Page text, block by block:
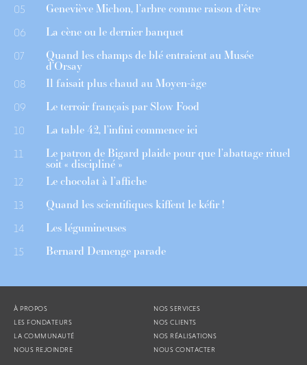
05 Geneviève Michon, l’arbre comme raison d’être
06 La cène ou le dernier banquet
07 Quand les champs de blé entraient au Musée
d’Orsay
08 Il faisait plus chaud au Moyen-âge
09 Le terroir français par Slow Food
10 La table 42, l’infini commence ici
11 Le patron de Bigard plaide pour que l’abattage rituel
soit « discipliné »
12 Le chocolat à l’affiche
13 Quand les scientifiques kiffent le kéfir !
14 Les légumineuses
15 Bernard Demenge parade
À PROPOS
LES FONDATEURS
LA COMMUNAUTÉ
NOUS REJOINDRE
NOS SERVICES
NOS CLIENTS
NOS RÉALISATIONS
NOUS CONTACTER